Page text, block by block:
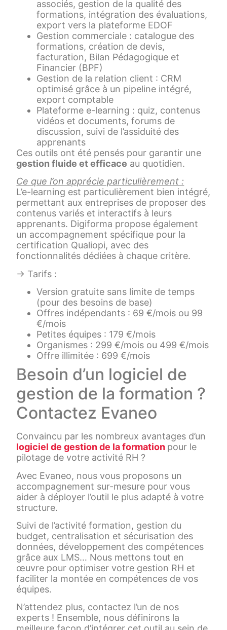
associés, gestion de la qualité des
formations, intégration des évaluations,
export vers la plateforme EDOF
Gestion commerciale : catalogue des
formations, création de devis,
facturation, Bilan Pédagogique et
Financier (BPF)
Gestion de la relation client : CRM
optimisé grâce à un pipeline intégré,
export comptable
Plateforme e-learning : quiz, contenus
vidéos et documents, forums de
discussion, suivi de l’assiduité des
apprenants
Ces outils ont été pensés pour garantir une
gestion fluide et efficace au quotidien.
Ce que l’on apprécie particulièrement :
L’e-learning est particulièrement bien intégré,
permettant aux entreprises de proposer des
contenus variés et interactifs à leurs
apprenants. Digiforma propose également
un accompagnement spécifique pour la
certification Qualiopi, avec des
fonctionnalités dédiées à chaque critère.
→ Tarifs :
Version gratuite sans limite de temps
(pour des besoins de base)
Offres indépendants : 69 €/mois ou 99
€/mois
Petites équipes : 179 €/mois
Organismes : 299 €/mois ou 499 €/mois
Offre illimitée : 699 €/mois
Besoin d’un logiciel de
gestion de la formation ?
Contactez Evaneo
Convaincu par les nombreux avantages d’un
logiciel de gestion de la formation pour le
pilotage de votre activité RH ?
Avec Evaneo, nous vous proposons un
accompagnement sur-mesure pour vous
aider à déployer l’outil le plus adapté à votre
structure.
Suivi de l’activité formation, gestion du
budget, centralisation et sécurisation des
données, développement des compétences
grâce aux LMS… Nous mettons tout en
œuvre pour optimiser votre gestion RH et
faciliter la montée en compétences de vos
équipes.
N’attendez plus, contactez l’un de nos
experts ! Ensemble, nous définirons la